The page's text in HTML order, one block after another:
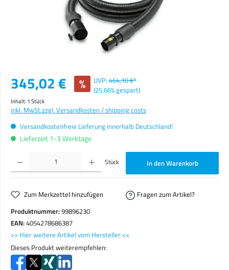
Verkaufspreis:
345,02 € % UVP: 464,10 €*
(25.66% gespart)
Inhalt:1 Stück
inkl. MwSt.zzgl. Versandkosten / shipping costs
Versandkostenfreie Lieferung innerhalb Deutschland!
Lieferzeit 1-3 Werktage
Produkt Anzahl: Gib den gewünschten Wert ein oder benutze die Schaltflächen um die Anzahl zu
Stück In den Warenkorb
Zum Merkzettel hinzufügen
Fragen zum Artikel?
Produktnummer:99896230
EAN:4054278686387
>> Hier weitere Artikel vom Hersteller <<
Dieses Produkt weiterempfehlen: